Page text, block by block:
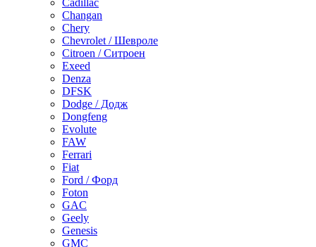
Cadillac
Changan
Chery
Chevrolet / Шевроле
Citroen / Ситроен
Exeed
Denza
DFSK
Dodge / Додж
Dongfeng
Evolute
FAW
Ferrari
Fiat
Ford / Форд
Foton
GAC
Geely
Genesis
GMC